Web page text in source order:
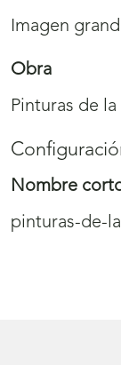
Imagen
Obra
Pinturas de
Nombre
pinturas-de-